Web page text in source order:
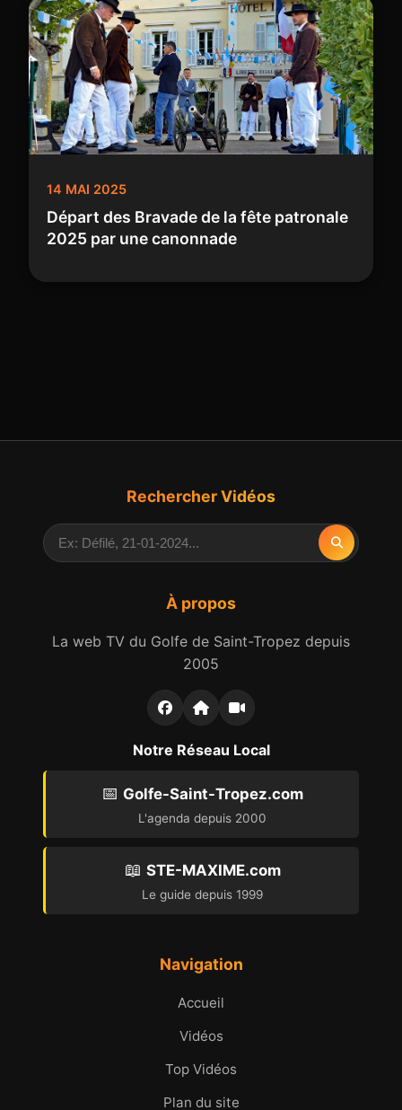
14 MAI 2025
Départ des Bravade de la fête patronale
2025 par une canonnade
À propos
La web TV du Golfe de Saint-Tropez depuis
2005
Notre Réseau Local
📅 Golfe-Saint-Tropez.com
L'agenda depuis 2000
📖 STE-MAXIME.com
Le guide depuis 1999
Navigation
Accueil
Vidéos
Top Vidéos
Plan du site
Rechercher Vidéos